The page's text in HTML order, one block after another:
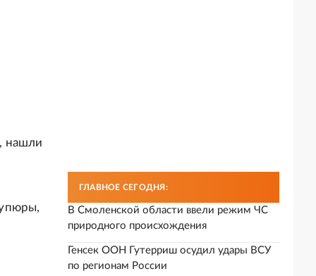
нашли
ГЛАВНОЕ СЕГОДНЯ:
В Смоленской области ввели режим ЧС
природного происхождения
Генсек ООН Гутерриш осудил удары ВСУ
по регионам России